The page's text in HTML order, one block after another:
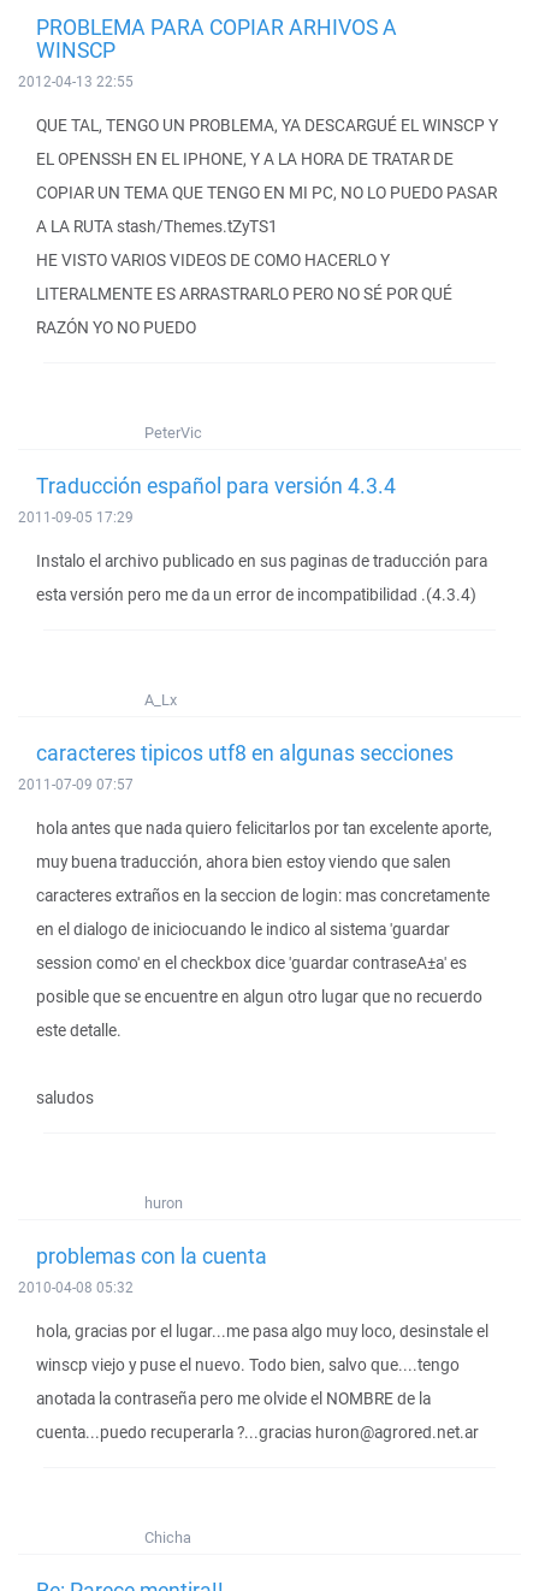
PROBLEMA PARA COPIAR ARHIVOS A
WINSCP
2012-04-13 22:55
QUE TAL, TENGO UN PROBLEMA, YA DESCARGUÉ EL WINSCP Y
EL OPENSSH EN EL IPHONE, Y A LA HORA DE TRATAR DE
COPIAR UN TEMA QUE TENGO EN MI PC, NO LO PUEDO PASAR
A LA RUTA stash/Themes.tZyTS1
HE VISTO VARIOS VIDEOS DE COMO HACERLO Y
LITERALMENTE ES ARRASTRARLO PERO NO SÉ POR QUÉ
RAZÓN YO NO PUEDO
PeterVic
Traducción español para versión 4.3.4
2011-09-05 17:29
Instalo el archivo publicado en sus paginas de traducción para
esta versión pero me da un error de incompatibilidad .(4.3.4)
A_Lx
caracteres tipicos utf8 en algunas secciones
2011-07-09 07:57
hola antes que nada quiero felicitarlos por tan excelente aporte,
muy buena traducción, ahora bien estoy viendo que salen
caracteres extraños en la seccion de login: mas concretamente
en el dialogo de iniciocuando le indico al sistema 'guardar
session como' en el checkbox dice 'guardar contraseA±a' es
posible que se encuentre en algun otro lugar que no recuerdo
este detalle.
saludos
huron
problemas con la cuenta
2010-04-08 05:32
hola, gracias por el lugar...me pasa algo muy loco, desinstale el
winscp viejo y puse el nuevo. Todo bien, salvo que....tengo
anotada la contraseña pero me olvide el NOMBRE de la
cuenta...puedo recuperarla ?...gracias huron@agrored.net.ar
Chicha